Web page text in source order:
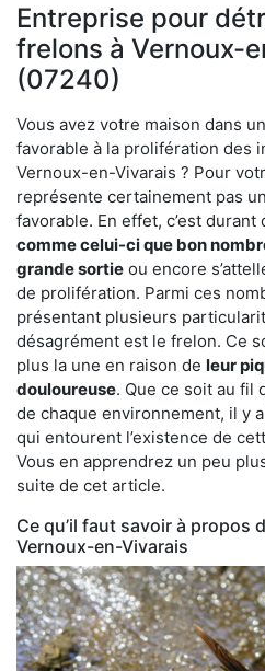
Entreprise pour
frelons à Vernoux-
(07240)
Vous avez votre maison dans
favorable à la prolifération des
Vernoux-en-Vivarais ? Pour
représente certainement pas
favorable. En effet, c’est durant
comme celui-ci que bon
grande sortie ou encore
de prolifération. Parmi ces
présentant plusieurs
désagrément est le frelon. Ce
plus la une en raison de leur
douloureuse. Que ce soit au fil
de chaque environnement, il y
qui entourent l’existence de
Vous en apprendrez un peu
suite de cet article.
Ce qu’il faut savoir à propos
Vernoux-en-Vivarais